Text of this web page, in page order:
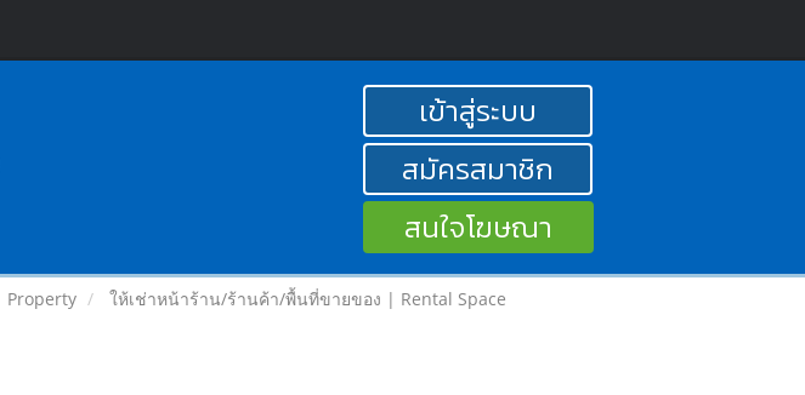
เข้าสู่ระบบ
สมัครสมาชิก
สนใจโฆษณา
Property
ให้เช่าหน้าร้าน/ร้านค้า/พื้นที่ขายของ | Rental Space